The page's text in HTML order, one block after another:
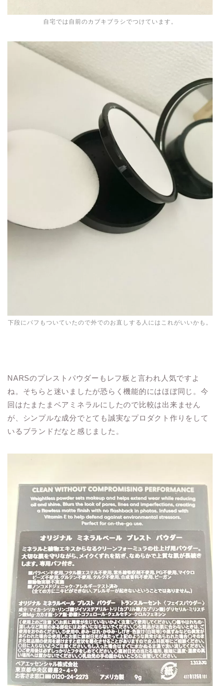
自宅では自前のカブキブラシでつけています。
下段にパフもついていたので外でのお直しする人にはこれがいいかも。
NARSのプレストパウダーもレフ板と言われ人気ですよ
ね。そちらと迷いましたが恐らく機能的にはほぼ同じ。今
回はたまたまベアミネラルにしたので比較は出来ません
が、シンプルな成分でとても誠実なプロダクト作りをして
いるブランドだなと感じました。